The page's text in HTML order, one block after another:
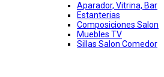
Aparador, Vitrina, Bar
Estanterias
Composiciones Salon
Muebles TV
Sillas Salon Comedor